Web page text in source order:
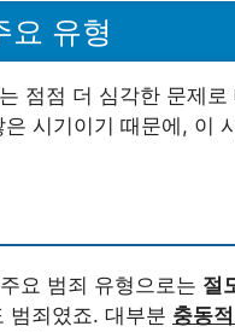
요 유형
는 점점 더 심각한 문제
시기이기 때문에, 이
요 범죄 유형으로는 절
범죄였죠. 대부분 충동